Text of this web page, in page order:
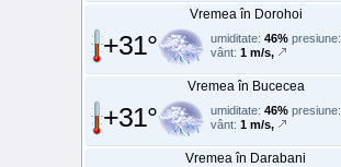
Vremea în Dorohoi
+31° umiditate: 46% presiune:
vânt: 1 m/s,
Vremea în Bucecea
+31° umiditate: 46% presiune:
vânt: 1 m/s,
Vremea în Darabani